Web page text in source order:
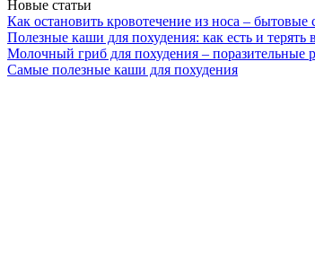
Новые статьи
Как остановить кровотечение из носа – бытовые
Полезные каши для похудения: как есть и терять
Молочный гриб для похудения – поразительные
Самые полезные каши для похудения